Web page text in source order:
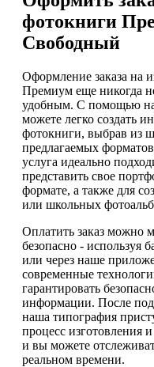
фотокниги
Свободный
Оформление заказа на
Премиум еще никогда
удобным. С помощью
можете легко создать
фотокниги, выбрав из
предлагаемых
услуга идеально
представить свое
формате, а также для
или школьных
Оплатить заказ можно
безопасно - используя
или через наше
современные
гарантировать
информации. После
наша типография
процесс изготовления
и вы можете
реальном времени.